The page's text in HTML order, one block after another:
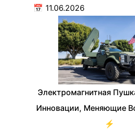
📅 11.06.2026
Электромагнитная
Инновации, Меняющие
⚡